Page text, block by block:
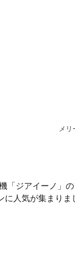
メ
「ジアイーノ」
に人気が集まりま